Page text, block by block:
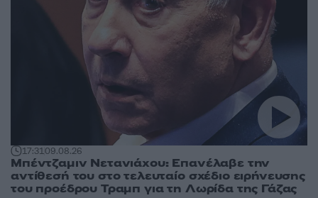
17:3109.08.26
Μπέντζαμιν Νετανιάχου: Επανέλαβε την
αντίθεσή του στο τελευταίο σχέδιο ειρήνευσης
του προέδρου Τραμπ για τη Λωρίδα της Γάζας